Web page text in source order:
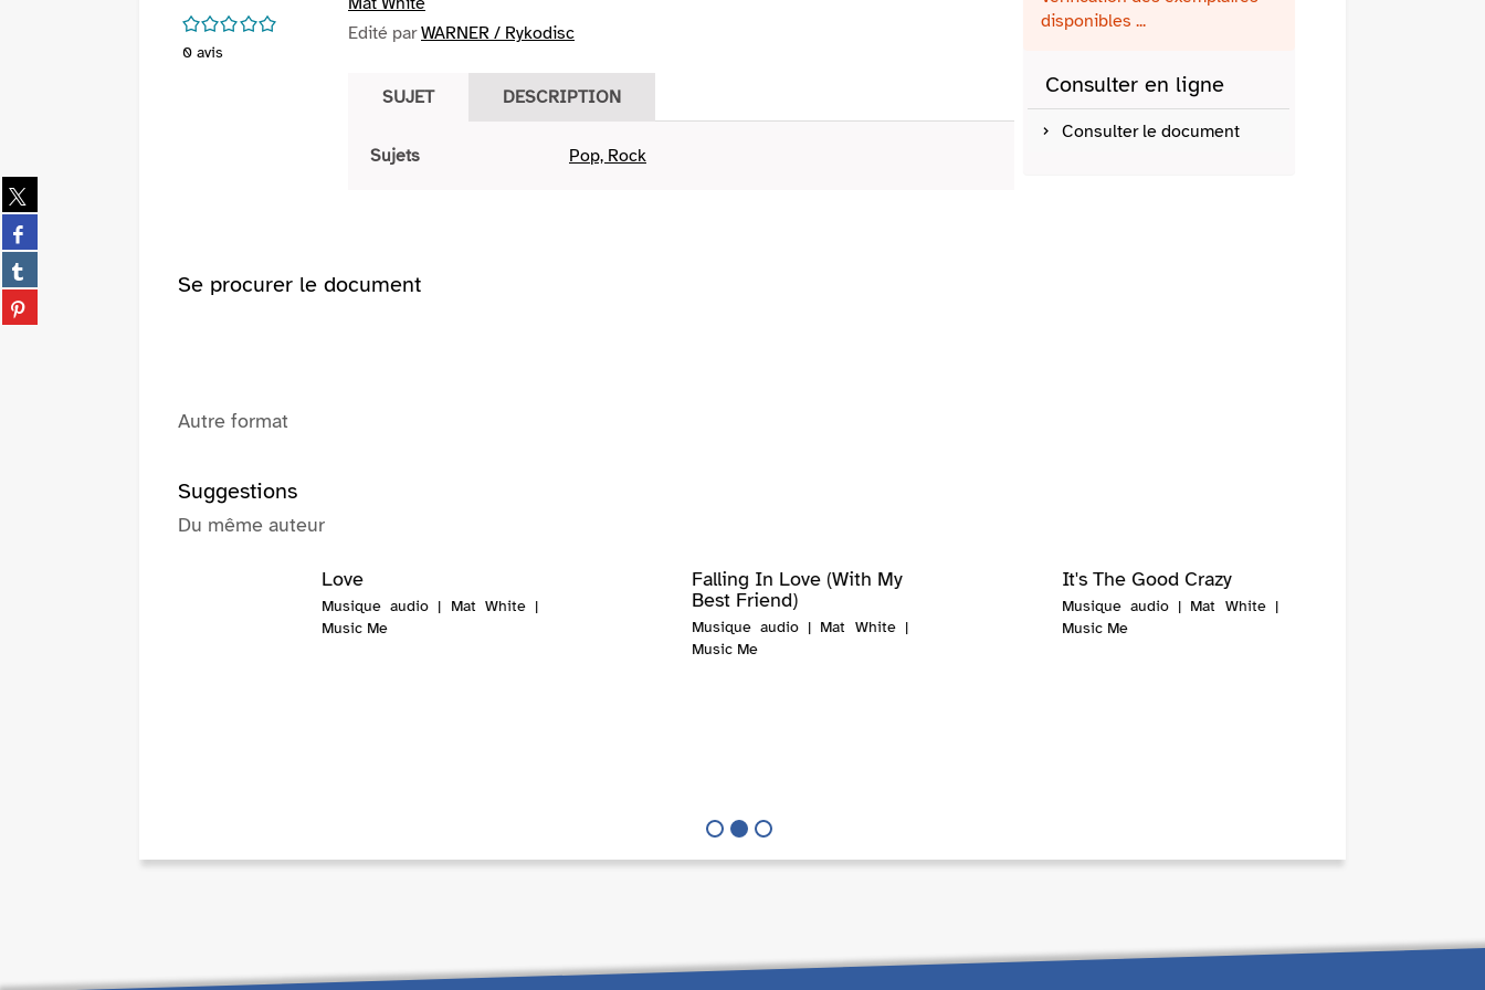
Partager
sur
twitter
(Nouvelle
fenêtre)
Partager
sur
facebook
(Nouvelle
fenêtre)
Partager
sur
tumblr
Partager
sur
/5
0 avis
Edité parWARNER / Rykodisc
SUJET DESCRIPTION
Sujets Pop, Rock
disponibles ...
Consulter en ligne
Consulter le document
Se procurer le document
Autre format
Suggestions
Du même auteur
Falling In Love (With My
Best Friend)
Musique audio | Mat White |
Music Me
It's The Good Crazy
Musique audio | Mat White |
Music Me
Love
Musique audio | Mat White |
Music Me